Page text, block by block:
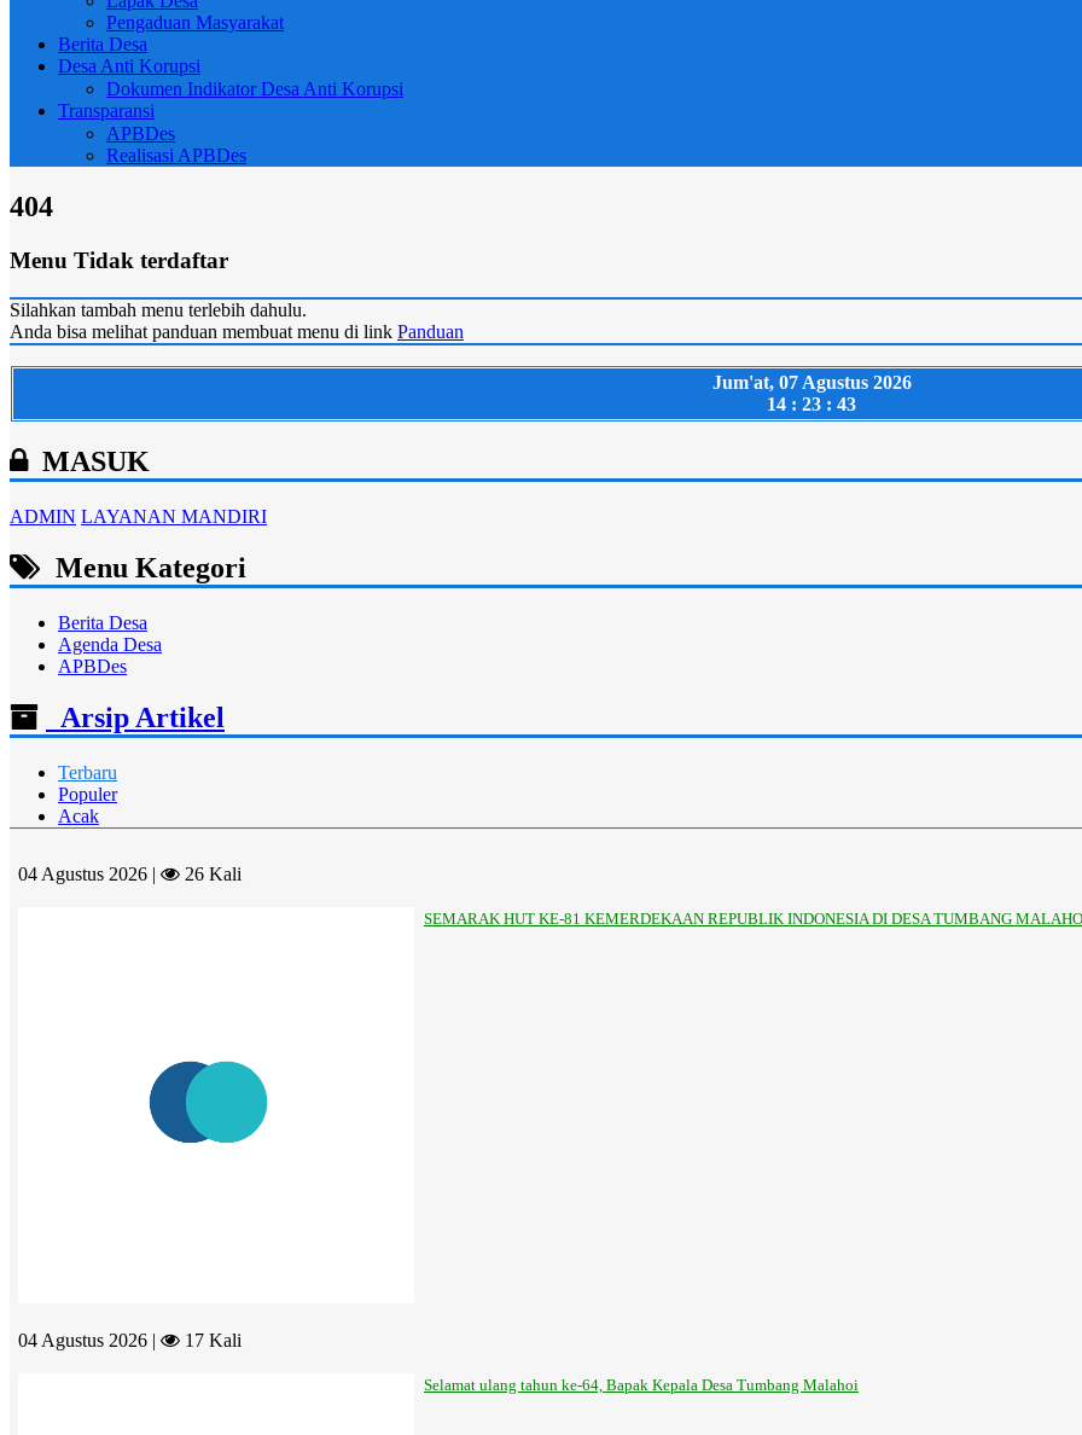
Pengaduan Masyarakat
Berita Desa
Desa Anti Korupsi
Dokumen Indikator Desa Anti Korupsi
Transparansi
APBDes
Realisasi APBDes
404
Menu Tidak terdaftar
Silahkan tambah menu terlebih dahulu.
Anda bisa melihat panduan membuat menu di link Panduan
Jum'at, 07 Agustus 2026
14 : 23 : 44
MASUK
ADMIN LAYANAN MANDIRI
Menu Kategori
Berita Desa
Agenda Desa
APBDes
Arsip Artikel
Terbaru
Populer
Acak
04 Agustus 2026 | 26 Kali
SEMARAK HUT KE-81 KEMERDEKAAN REPUBLIK INDONESIA DI DESA TUMBANG
04 Agustus 2026 | 17 Kali
Selamat ulang tahun ke-64, Bapak Kepala Desa Tumbang Malahoi